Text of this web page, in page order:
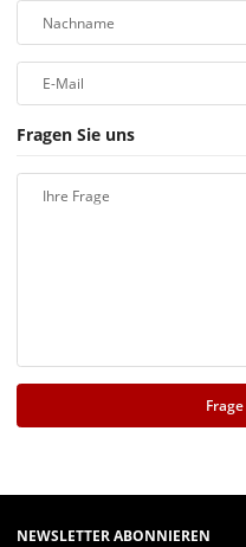
Nachname
E-Mail
Fragen Sie uns
Ihre Frage
NEWSLETTER ABONNIEREN